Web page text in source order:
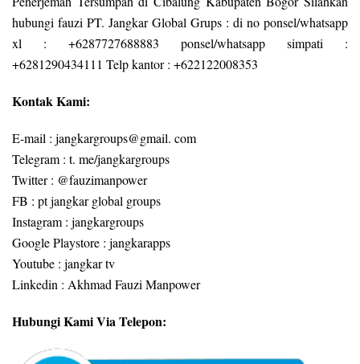
hubungi fauzi PT. Jangkar Global Grups : di no ponsel/whatsapp
xl : +6287727688883 ponsel/whatsapp simpati :
+6281290434111 Telp kantor : +622122008353
Kontak Kami:
E-mail : jangkargroups@gmail. com
Telegram : t. me/jangkargroups
Twitter : @fauzimanpower
FB : pt jangkar global groups
Instagram : jangkargroups
Google Playstore : jangkarapps
Youtube : jangkar tv
Linkedin : Akhmad Fauzi Manpower
Hubungi Kami Via Telepon: